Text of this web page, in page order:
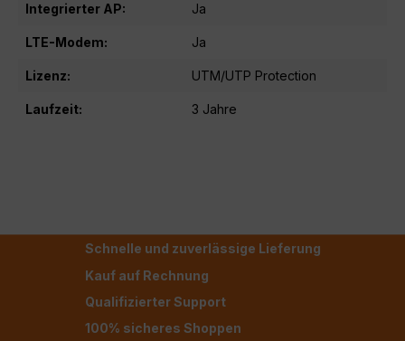
Integrierter AP: Ja
LTE-Modem: Ja
Lizenz: UTM/UTP Protection
Laufzeit: 3 Jahre
Schnelle und zuverlässige Lieferung
Kauf auf Rechnung
Qualifizierter Support
100% sicheres Shoppen